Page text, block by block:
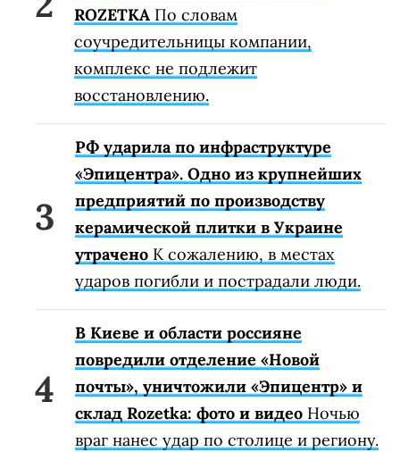
ROZETKA По словам
соучредительницы компании,
комплекс не подлежит
восстановлению.
РФ ударила по инфраструктуре
«Эпицентра». Одно из крупнейших
предприятий по производству
керамической плитки в Украине
утрачено К сожалению, в местах
ударов погибли и пострадали люди.
В Киеве и области россияне
повредили отделение «Новой
почты», уничтожили «Эпицентр» и
склад Rozetka: фото и видео Ночью
враг нанес удар по столице и региону.